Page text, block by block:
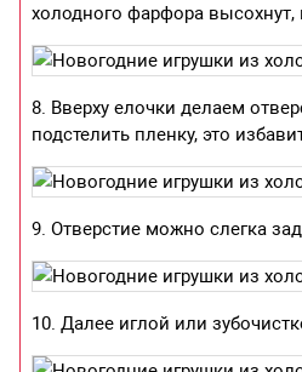
холодного фарфора
8. Вверху елочки делаем
подстелить пленку, это
9. Отверстие можно слегка
10. Далее иглой или